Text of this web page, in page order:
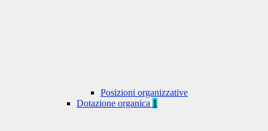
Posizioni organizzative
Dotazione organica 1